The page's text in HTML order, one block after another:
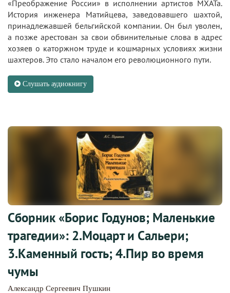
«Преображение России» в исполнении артистов МХАТа.
История инженера Матийцева, заведовавшего шахтой,
принадлежавшей бельгийской компании. Он был уволен,
а позже арестован за свои обвинительные слова в адрес
хозяев о каторжном труде и кошмарных условиях жизни
шахтеров. Это стало началом его революционного пути.
Слушать аудиокнигу
Сборник «Борис Годунов; Маленькие
трагедии»: 2.Моцарт и Сальери;
3.Каменный гость; 4.Пир во время
чумы
Александр Сергеевич Пушкин